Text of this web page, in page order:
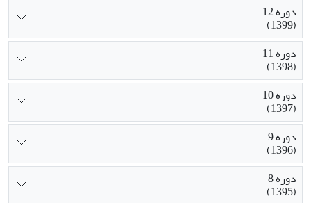
دوره 12
(1399)
دوره 11
(1398)
دوره 10
(1397)
دوره 9
(1396)
دوره 8
(1395)